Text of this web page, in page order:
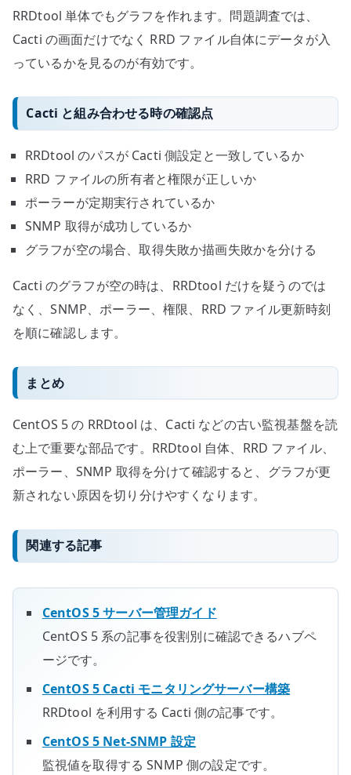
RRDtool 単体でもグラフを作れます。問題調査では、
Cacti の画面だけでなく RRD ファイル自体にデータが入
っているかを見るのが有効です。
Cacti と組み合わせる時の確認点
RRDtool のパスが Cacti 側設定と一致しているか
RRD ファイルの所有者と権限が正しいか
ポーラーが定期実行されているか
SNMP 取得が成功しているか
グラフが空の場合、取得失敗か描画失敗かを分ける
Cacti のグラフが空の時は、RRDtool だけを疑うのでは
なく、SNMP、ポーラー、権限、RRD ファイル更新時刻
を順に確認します。
まとめ
CentOS 5 の RRDtool は、Cacti などの古い監視基盤を読
む上で重要な部品です。RRDtool 自体、RRD ファイル、
ポーラー、SNMP 取得を分けて確認すると、グラフが更
新されない原因を切り分けやすくなります。
関連する記事
CentOS 5 サーバー管理ガイド
CentOS 5 系の記事を役割別に確認できるハブペ
ージです。
CentOS 5 Cacti モニタリングサーバー構築
RRDtool を利用する Cacti 側の記事です。
CentOS 5 Net-SNMP 設定
監視値を取得する SNMP 側の設定です。